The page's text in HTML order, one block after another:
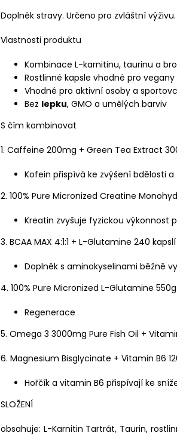
Doplněk stravy. Určeno pro zvláštní výživu.
Vlastnosti produktu
Kombinace L-karnitinu, taurinu a
Rostlinné kapsle vhodné pro
Vhodné pro aktivní osoby a
Bez lepku, GMO a umělých barviv
S čím kombinovat
1. Caffeine 200mg + Green Tea Extract
Kofein přispívá ke zvýšení bdělosti
2. 100% Pure Micronized Creatine
Kreatin zvyšuje fyzickou výkonnost
3. BCAA MAX 4:1:1 + L-Glutamine 240 kapslí
Doplněk s aminokyselinami běžně
4. 100% Pure Micronized L-Glutamine 550g
Regenerace
5. Omega 3 3000mg Pure Fish Oil +
6. Magnesium Bisglycinate + Vitamin B6
Hořčík a vitamin B6 přispívají ke
SLOŽENÍ
obsahuje: L-Karnitin Tartrát, Taurin,